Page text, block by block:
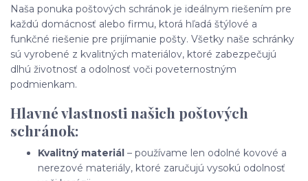
Naša ponuka poštových schránok je ideálnym riešením pre
každú domácnosť alebo firmu, ktorá hľadá štýlové a
funkčné riešenie pre prijímanie pošty. Všetky naše schránky
sú vyrobené z kvalitných materiálov, ktoré zabezpečujú
dlhú životnosť a odolnosť voči poveternostným
podmienkam.
Hlavné vlastnosti našich poštových
schránok:
Kvalitný materiál – používame len odolné kovové a
nerezové materiály, ktoré zaručujú vysokú odolnosť